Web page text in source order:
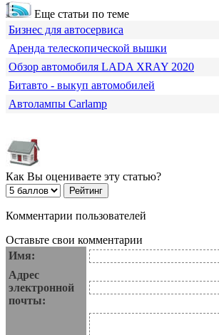
Еще статьи по теме
Бизнес для автосервиса
Аренда телескопической вышки
Обзор автомобиля LADA XRAY 2020
Битавто - выкуп автомобилей
Автолампы Carlamp
Как Вы оцениваете эту статью?
Комментарии пользователей
Оставьте свои комментарии
Имя:
Адрес
электронной
почты: